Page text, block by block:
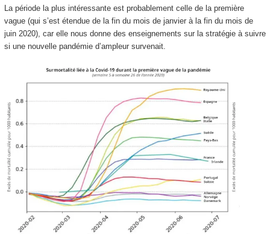
La période la plus intéressante est probablement celle de la première
vague (qui s’est étendue de la fin du mois de janvier à la fin du mois de
juin 2020), car elle nous donne des enseignements sur la stratégie à suivre
si une nouvelle pandémie d’ampleur survenait.